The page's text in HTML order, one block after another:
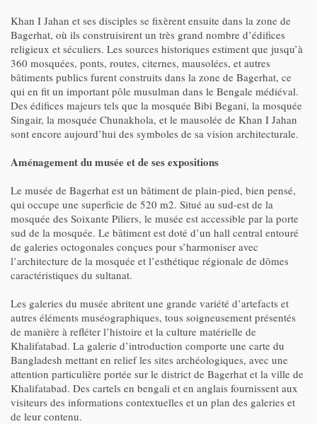
Khan I Jahan et ses disciples se fixèrent ensuite dans la zone de
Bagerhat, où ils construisirent un très grand nombre d’édifices
religieux et séculiers. Les sources historiques estiment que jusqu’à
360 mosquées, ponts, routes, citernes, mausolées, et autres
bâtiments publics furent construits dans la zone de Bagerhat, ce
qui en fit un important pôle musulman dans le Bengale médiéval.
Des édifices majeurs tels que la mosquée Bibi Begani, la mosquée
Singair, la mosquée Chunakhola, et le mausolée de Khan I Jahan
sont encore aujourd’hui des symboles de sa vision architecturale.
Aménagement du musée et de ses expositions
Le musée de Bagerhat est un bâtiment de plain-pied, bien pensé,
qui occupe une superficie de 520 m2. Situé au sud-est de la
mosquée des Soixante Piliers, le musée est accessible par la porte
sud de la mosquée. Le bâtiment est doté d’un hall central entouré
de galeries octogonales conçues pour s’harmoniser avec
l’architecture de la mosquée et l’esthétique régionale de dômes
caractéristiques du sultanat.
Les galeries du musée abritent une grande variété d’artefacts et
autres éléments muséographiques, tous soigneusement présentés
de manière à refléter l’histoire et la culture matérielle de
Khalifatabad. La galerie d’introduction comporte une carte du
Bangladesh mettant en relief les sites archéologiques, avec une
attention particulière portée sur le district de Bagerhat et la ville de
Khalifatabad. Des cartels en bengali et en anglais fournissent aux
visiteurs des informations contextuelles et un plan des galeries et
de leur contenu.